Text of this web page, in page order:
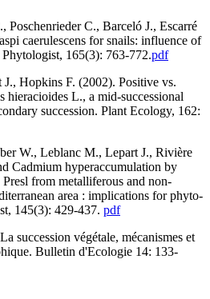
Poschenrieder C., Barceló J., Escarré
caerulescens for snails: influence of
165(3): 763-772.pdf
J., Hopkins F. (2002). Positive vs.
hieracioides L., a mid-successional
succession. Plant Ecology, 162:
W., Leblanc M., Lepart J., Rivière
Cadmium hyperaccumulation by
from metalliferous and non-
area : implications for phyto-
145(3): 429-437. pdf
succession végétale, mécanismes et
Bulletin d'Ecologie 14: 133-